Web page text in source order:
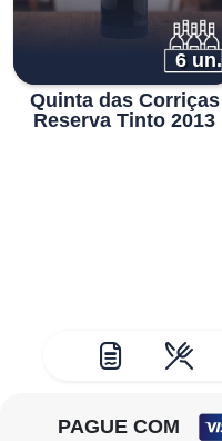
6 un.
Quinta das Corriças
Reserva Tinto 2013
PAGUE COM